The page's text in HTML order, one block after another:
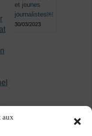
aux
et jeunes
journalistes￼
30/03/2023